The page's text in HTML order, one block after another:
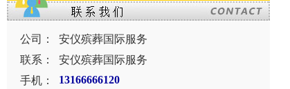
公司：
安仪殡葬国际服务
联系：
安仪殡葬国际服务
手机：
13166666120